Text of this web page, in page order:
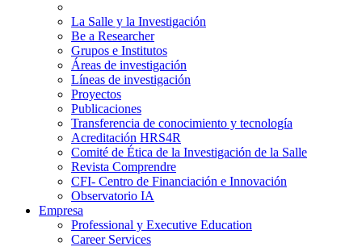
La Salle y la Investigación
Be a Researcher
Grupos e Institutos
Áreas de investigación
Líneas de investigación
Proyectos
Publicaciones
Transferencia de conocimiento y tecnología
Acreditación HRS4R
Comité de Ética de la Investigación de la Salle
Revista Comprendre
CFI- Centro de Financiación e Innovación
Observatorio IA
Empresa
Professional y Executive Education
Career Services